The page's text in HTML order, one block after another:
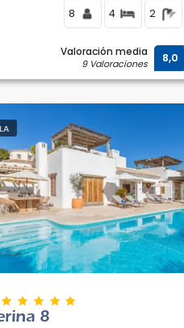
8 4 2
Valoración media
9 Valoraciones 8,0
8